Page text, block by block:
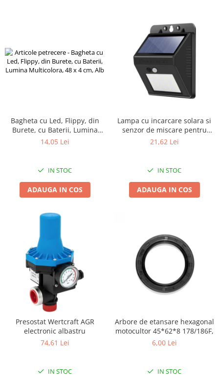
Sere si solarii
Suflante si aspiratoare exterior
Folie si plase pt plante
Masini de maturat manuale
Pentru Casa si Camping
Aragaze, plite, piese butelii de
Pirostrii si accesorii pentru gatit
Plite & aragaze
Iluminat & electrice
Prelungitoare & cabluri electrice
Coliere plastic
Conectori/doze
Corpuri de iluminat
Lumina de crestere pentru plante
Bagheta cu Led, Flippy, din
Burete, cu Baterii, Lumina
Multicolora, 48 x 4 cm, Alb
14,05 Lei
IN STOC
ADAUGA IN COS
Lampa cu incarcare solara si
senzor de miscare pentru
exterior, 20 LED cu distanta
21,62 Lei
IN STOC
ADAUGA IN COS
Presostat Wertcraft AGR
electronic albastru
74,61 Lei
IN STOC
Arbore de etansare hexagonal
motocultor 45*62*8 178/186F,
6,00 Lei
IN STOC